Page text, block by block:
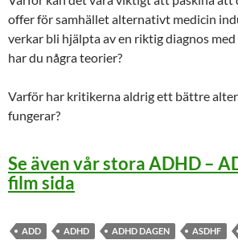
offer för samhället alternativt medicin
verkar bli hjälpta av en riktig diagnos
har du några teorier?
Varför har kritikerna aldrig ett bättre
fungerar?
Se även vår stora ADHD –
film sida
ADD ADHD ADHD DAGEN ASDHF